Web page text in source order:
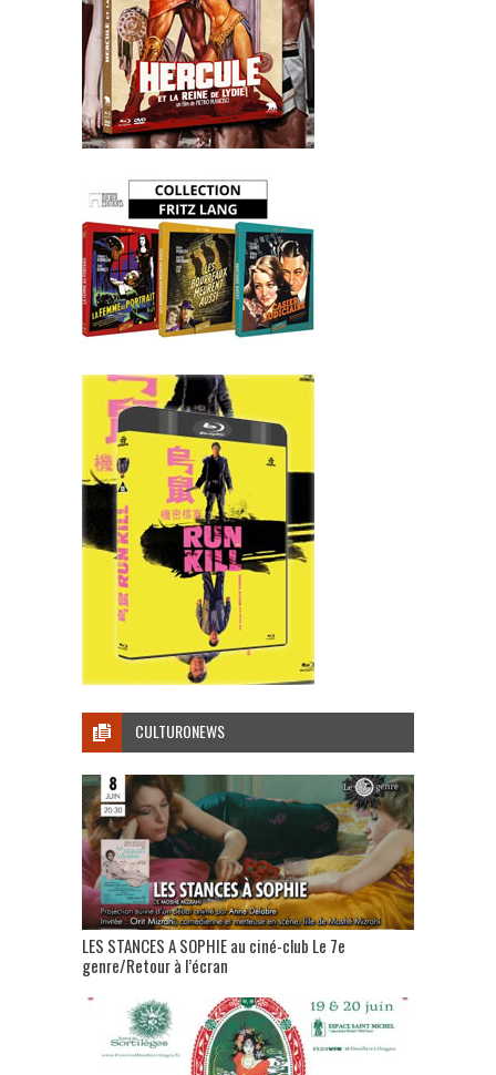
CULTURONEWS
LES STANCES A SOPHIE au ciné-club Le 7e
genre/Retour à l’écran